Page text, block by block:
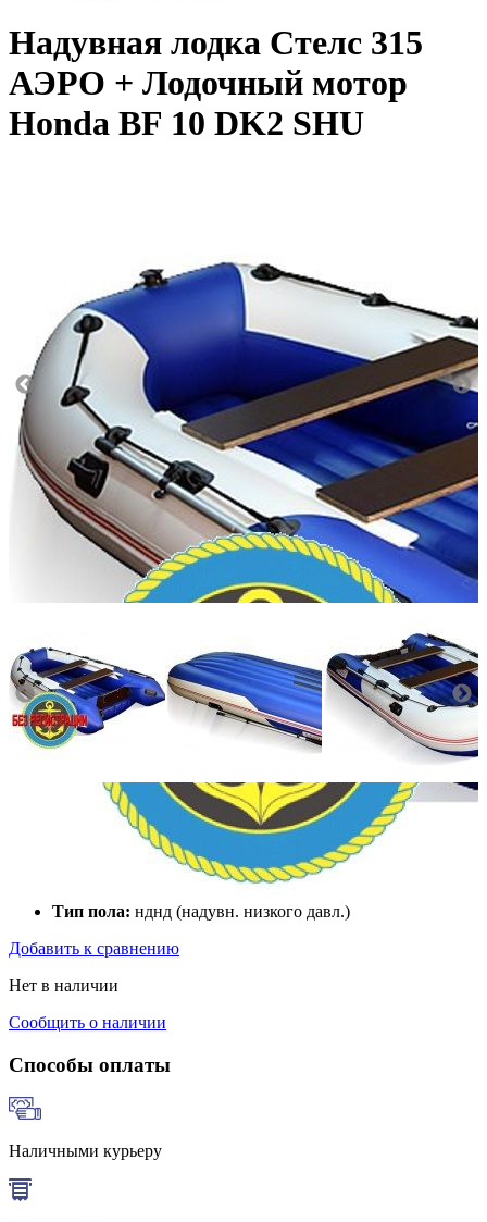
Надувная лодка Стелс 315
АЭРО + Лодочный мотор
Honda BF 10 DK2 SHU
Количество мест:3
Масса комплекта:
75
Мощность мотора:10
Тактность двигателя:4
Тип пола: нднд (надувн. низкого давл.)
Добавить к сравнению
Нет в наличии
Сообщить о наличии
Способы оплаты
Наличными курьеру